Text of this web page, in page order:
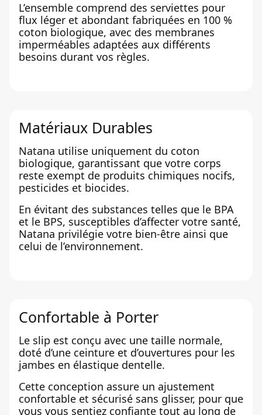
L’ensemble comprend des serviettes pour
flux léger et abondant fabriquées en 100 %
coton biologique, avec des membranes
imperméables adaptées aux différents
besoins durant vos règles.
Matériaux Durables
Natana utilise uniquement du coton
biologique, garantissant que votre corps
reste exempt de produits chimiques nocifs,
pesticides et biocides.
En évitant des substances telles que le BPA
et le BPS, susceptibles d’affecter votre santé,
Natana privilégie votre bien-être ainsi que
celui de l’environnement.
Confortable à Porter
Le slip est conçu avec une taille normale,
doté d’une ceinture et d’ouvertures pour les
jambes en élastique dentelle.
Cette conception assure un ajustement
confortable et sécurisé sans glisser, pour que
vous vous sentiez confiante tout au long de